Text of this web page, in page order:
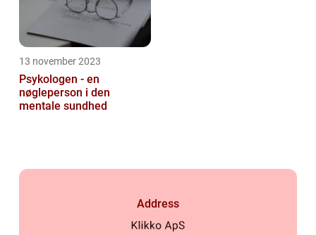
13 november 2023
Psykologen - en
nøgleperson i den
mentale sundhed
Address